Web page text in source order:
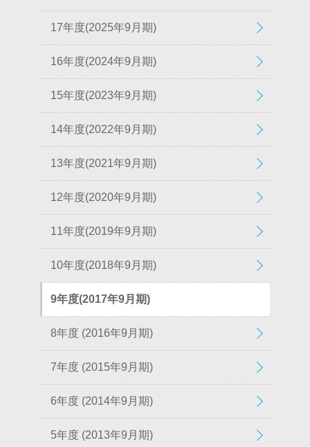
17年度(2025年9月期)
16年度(2024年9月期)
15年度(2023年9月期)
14年度(2022年9月期)
13年度(2021年9月期)
12年度(2020年9月期)
11年度(2019年9月期)
10年度(2018年9月期)
9年度(2017年9月期)
8年度 (2016年9月期)
7年度 (2015年9月期)
6年度 (2014年9月期)
5年度 (2013年9月期)